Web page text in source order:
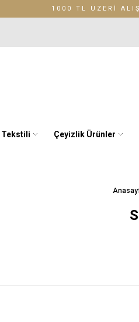
1000 TL ÜZERİ
Tekstili Çeyizlik Ürünler